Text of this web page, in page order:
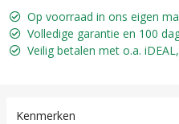
Op voorraad in ons eigen
Volledige garantie en 100
Veilig betalen met o.a.
Kenmerken